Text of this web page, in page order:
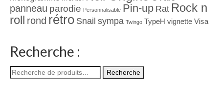
panneau parodie Personnalisable Pin-up Rat Rock n
roll rond rétro Snail sympa Twingo TypeH vignette Visa
Recherche :
Recherche
pour :
Recherche